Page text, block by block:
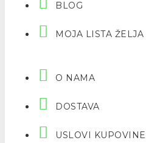
BLOG
MOJA LISTA ŽELJA
O NAMA
DOSTAVA
USLOVI KUPOVINE